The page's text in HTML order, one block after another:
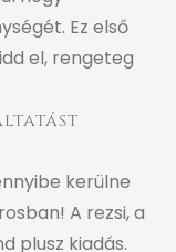
Ez első
el, rengeteg
kerülne
A rezsi, a
plusz kiadás.